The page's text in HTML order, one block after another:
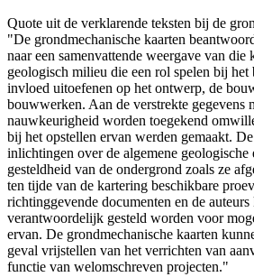
Quote uit de verklarende teksten bij de
"De grondmechanische kaarten
naar een samenvattende weergave van die
geologisch milieu die een rol spelen bij het
invloed uitoefenen op het ontwerp, de
bouwwerken. Aan de verstrekte gegevens
nauwkeurigheid worden toegekend
bij het opstellen ervan werden gemaakt.
inlichtingen over de algemene geologische
gesteldheid van de ondergrond zoals ze
ten tijde van de kartering beschikbare
richtinggevende documenten en de
verantwoordelijk gesteld worden voor
ervan. De grondmechanische kaarten
geval vrijstellen van het verrichten van
functie van welomschreven projecten."